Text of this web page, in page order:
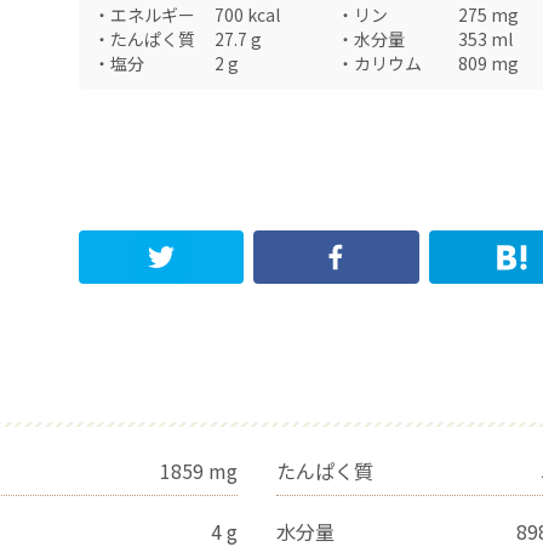
・ エネルギー 700 kcal ・ リン 275 mg
・ たんぱく質 27.7 g ・ 水分量 353 ml
・ 塩分 2 g ・ カリウム 809 mg
1859 mg たんぱく質
4g 水分量